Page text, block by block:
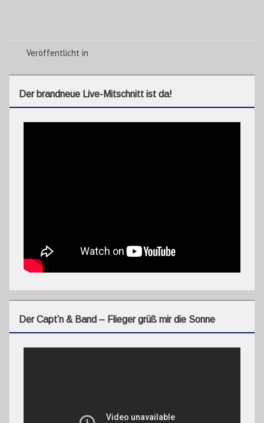
Veröffentlicht in
Der brandneue Live-Mitschnitt ist da!
Der Capt’n & Band – Flieger grüß mir die Sonne